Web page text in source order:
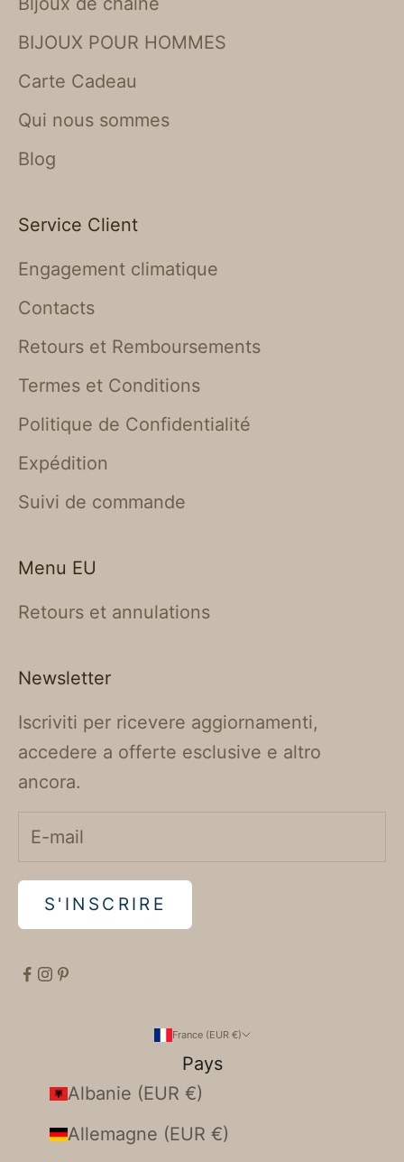
BIJOUX POUR HOMMES
Carte Cadeau
Qui nous sommes
Blog
Service Client
Engagement climatique
Contacts
Retours et Remboursements
Termes et Conditions
Politique de Confidentialité
Expédition
Suivi de commande
Menu EU
Retours et annulations
Newsletter
Iscriviti per ricevere aggiornamenti,
accedere a offerte esclusive e altro
ancora.
S'INSCRIRE
France (EUR €)
Pays
Albanie (EUR €)
Allemagne (EUR €)